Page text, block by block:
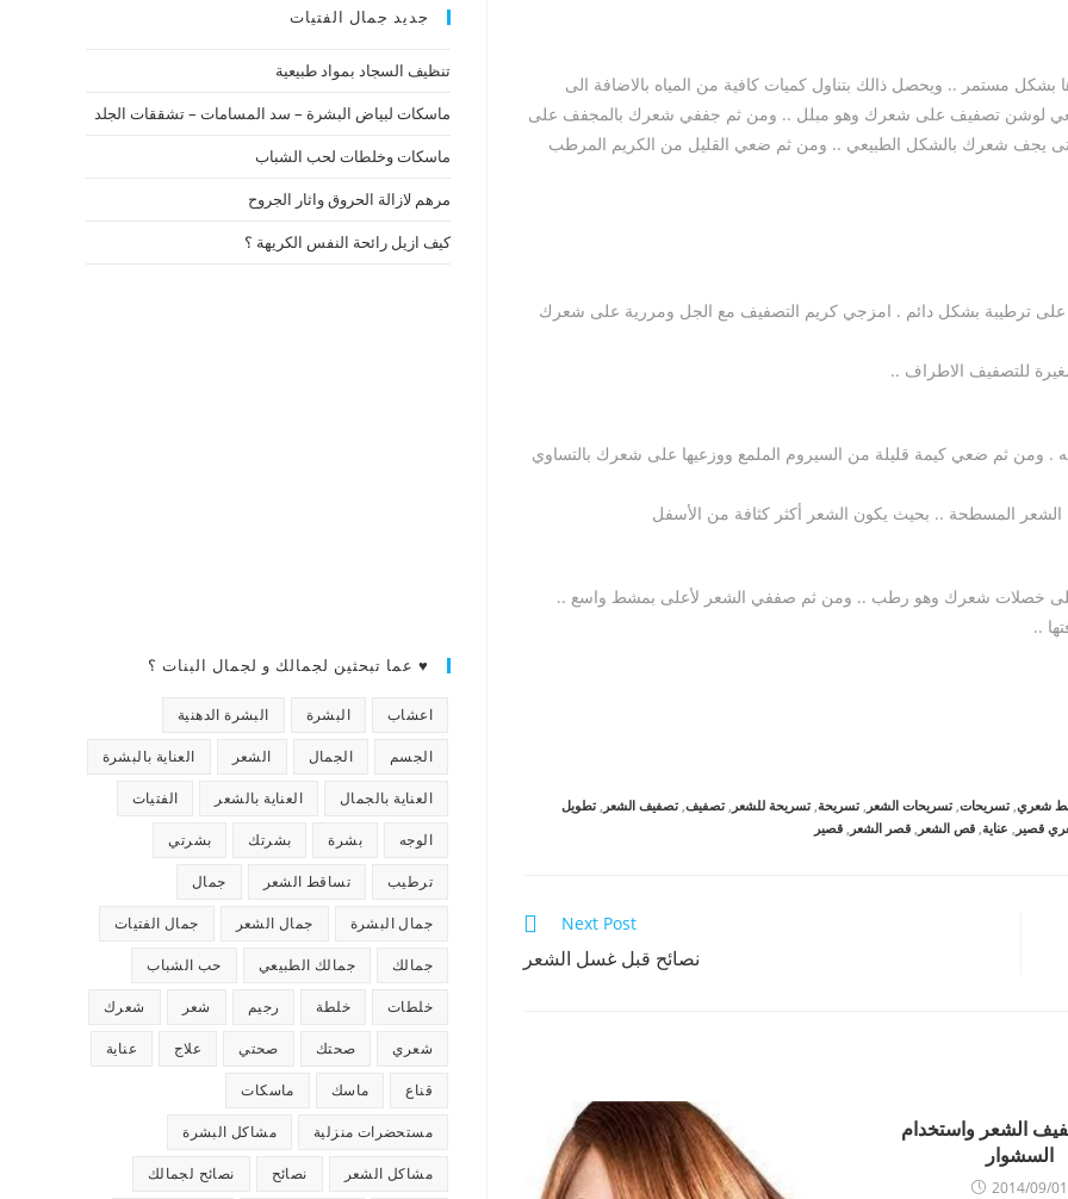
مستمر .. ويحصل ذالك بتناول كميات كافية من المياه بالاضافة الى
لوشن تصفيف على شعرك وهو مبلل .. ومن ثم جففي شعرك بالمجفف على
يجف شعرك بالشكل الطبيعي .. ومن ثم ضعي القليل من الكريم المرطب
ترطيبة بشكل دائم . امزجي كريم التصفيف مع الجل ومررية على شعرك
للتصفيف الاطراف ..
ومن ثم ضعي كيمة قليلة من السيروم الملمع ووزعيها على شعرك بالتساوي
الشعر المسطحة .. بحيث يكون الشعر أكثر كثافة من الأسفل
على خصلات شعرك وهو رطب .. ومن ثم صففي الشعر لأعلى بمشط واسع ..
..
شعري, تسريحات, تسريحات الشعر , تسريحة, تسريحة للشعر , تصفيف, تصفيف الشعر , تطويل
قصير , عناية, قص الشعر , قصر الشعر , قصير
Next Post
نصائح قبل غسل الشعر
الشعر واستخدام
السشوار
2014/09/01
جديد جمال الفتيات
تنظيف السجاد بمواد طبيعية
ماسكات لبياض البشرة – سد المسامات – تشققات الجلد
ماسكات وخلطات لحب الشباب
مرهم لازالة الحروق واثار الجروح
كيف ازيل رائحة النفس الكريهة ؟
♥ عما تبحثين لجمالك و لجمال البنات ؟
اعشاب البشرة البشرة الدهنية
الجسم الجمال الشعر العناية بالبشرة
العناية بالجمال العناية بالشعر الفتيات
الوجه بشرة بشرتك بشرتي
ترطيب تساقط الشعر جمال
جمال البشرة جمال الشعر جمال الفتيات
جمالك جمالك الطبيعي حب الشباب
خلطات خلطة رجيم شعر شعرك
شعري صحتك صحتي علاج عناية
قناع ماسك ماسكات
مستحضرات منزلية مشاكل البشرة
مشاكل الشعر نصائح نصائح لجمالك